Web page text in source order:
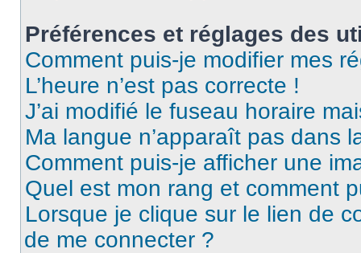
Préférences et réglages des
Comment puis-je modifier mes
L’heure n’est pas correcte !
J’ai modifié le fuseau horaire
Ma langue n’apparaît pas dans
Comment puis-je afficher une
Quel est mon rang et comment
Lorsque je clique sur le lien de
de me connecter ?